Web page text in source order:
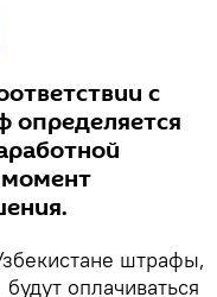
с
определяется
штрафы,
оплачиваться